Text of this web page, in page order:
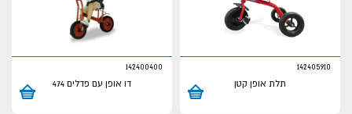
142405910
תלת אופן קטן
142400400
דו אופן עם פדלים 474